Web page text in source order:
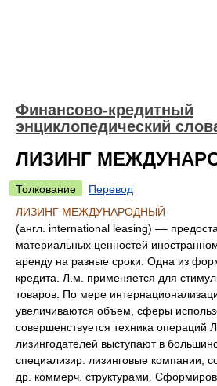
Финансово-кредитный
энциклопедический
ЛИЗИНГ
Толкование
Перевод
ЛИЗИНГ МЕЖДУНАРОДНЫЙ
(англ. international leasing) ––
материальных ценностей
аренду на разные сроки. Одна из
кредита. Л.м. применяется для
товаров. По мере
увеличиваются объем, сферы
совершенствуется техника операций
лизингодателей выступают в
специализир. лизинговые компании,
др. коммерч. структурами.